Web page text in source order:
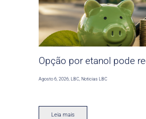
Opção por etanol pode
Agosto 6, 2026,LBC,Noticias LBC
Leia mais